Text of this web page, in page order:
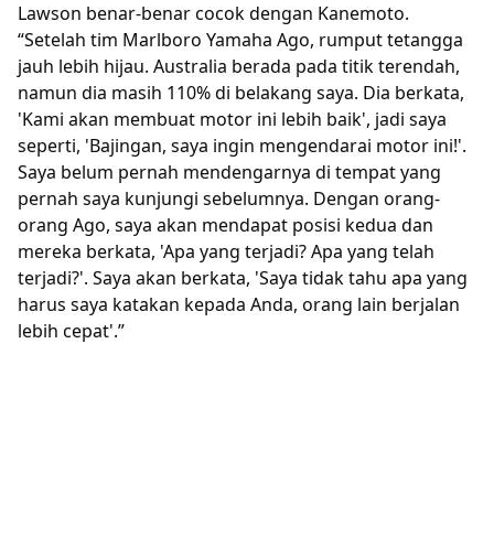
Lawson benar-benar cocok dengan Kanemoto.
“Setelah tim Marlboro Yamaha Ago, rumput tetangga
jauh lebih hijau. Australia berada pada titik terendah,
namun dia masih 110% di belakang saya. Dia berkata,
'Kami akan membuat motor ini lebih baik', jadi saya
seperti, 'Bajingan, saya ingin mengendarai motor ini!'.
Saya belum pernah mendengarnya di tempat yang
pernah saya kunjungi sebelumnya. Dengan orang-
orang Ago, saya akan mendapat posisi kedua dan
mereka berkata, 'Apa yang terjadi? Apa yang telah
terjadi?'. Saya akan berkata, 'Saya tidak tahu apa yang
harus saya katakan kepada Anda, orang lain berjalan
lebih cepat'.”